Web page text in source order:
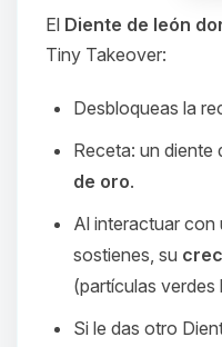
El Diente de león
Tiny Takeover:
Desbloqueas la
Receta: un diente
de oro.
Al interactuar con
sostienes, su
(partículas verdes
Si le das otro